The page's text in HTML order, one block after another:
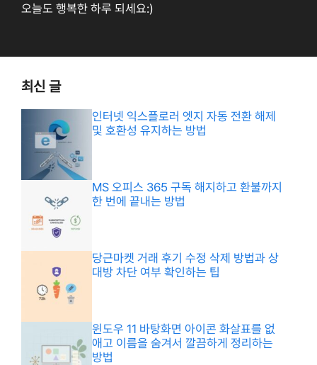
오늘도 행복한 하루 되세요:)
최신 글
인터넷 익스플로러 엣지 자동 전환 해제
및 호환성 유지하는 방법
MS 오피스 365 구독 해지하고 환불까지
한 번에 끝내는 방법
당근마켓 거래 후기 수정 삭제 방법과 상
대방 차단 여부 확인하는 팁
윈도우 11 바탕화면 아이콘 화살표를 없
애고 이름을 숨겨서 깔끔하게 정리하는
방법